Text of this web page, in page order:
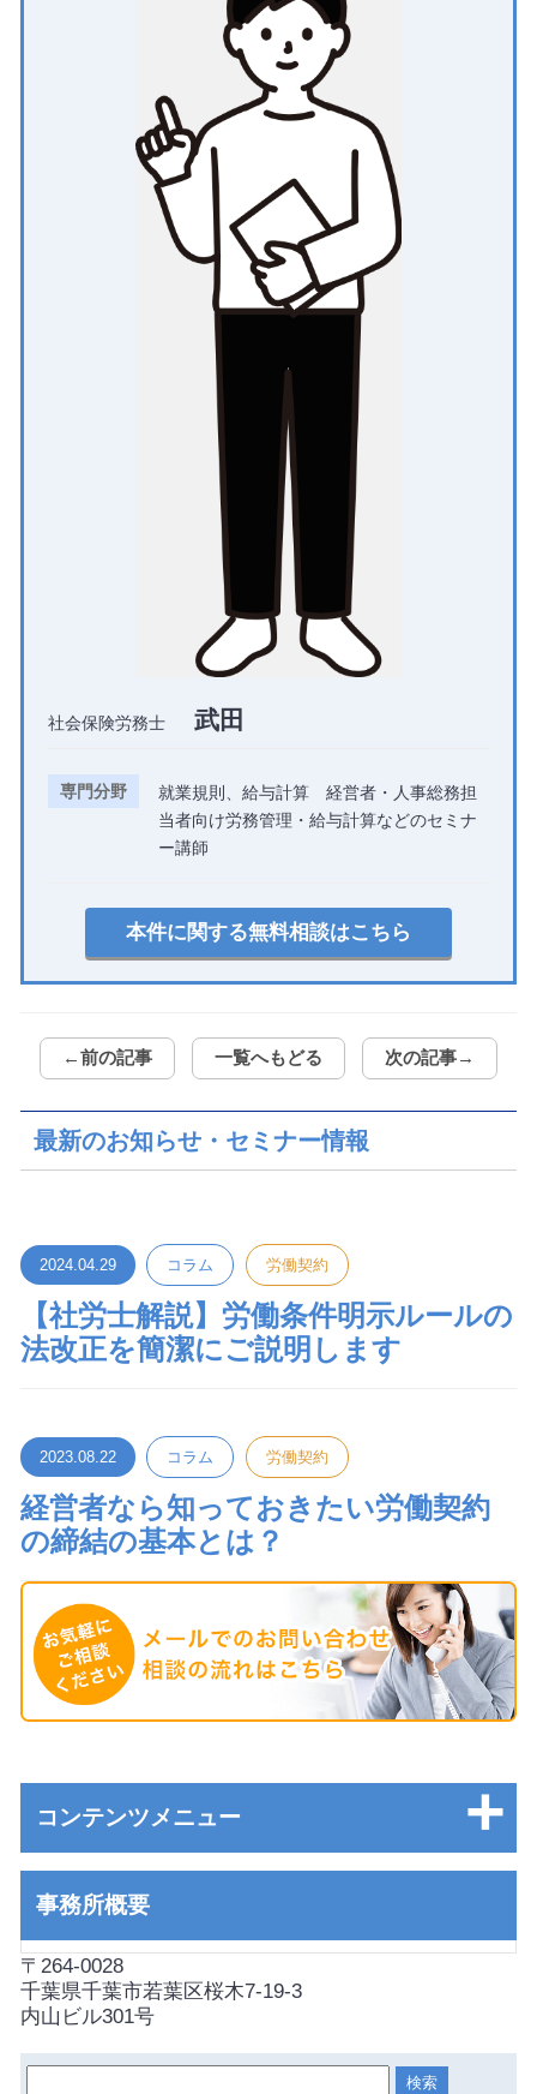
社会保険労務士 武田
専門分野
就業規則、給与計算 経営者・人事総務担
当者向け労務管理・給与計算などのセミナ
ー講師
本件に関する無料相談はこちら
←前の記事 一覧へもどる 次の記事→
最新のお知らせ・セミナー情報
2024.04.29 コラム 労働契約
【社労士解説】労働条件明示ルールの
法改正を簡潔にご説明します
2023.08.22 コラム 労働契約
経営者なら知っておきたい労働契約
の締結の基本とは？
コンテンツメニュー
事務所概要
〒264-0028
千葉県千葉市若葉区桜木7-19-3
内山ビル301号